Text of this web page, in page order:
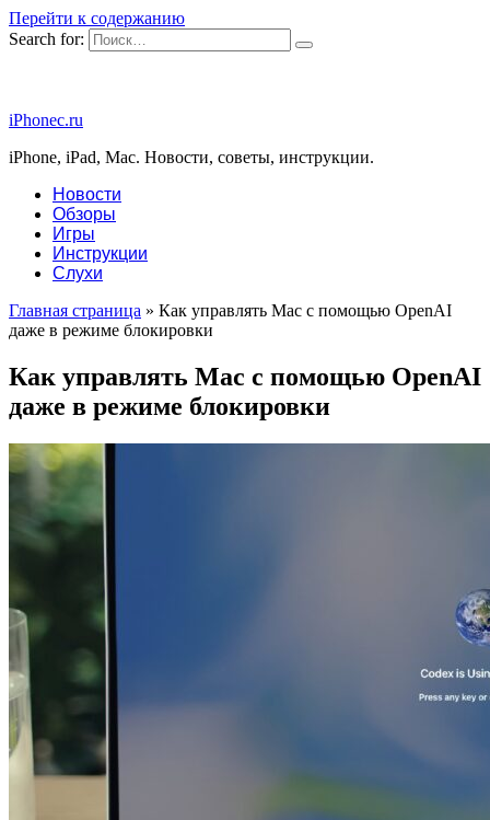
Перейти к содержанию
Search for:
iPhonec.ru
iPhone, iPad, Mac. Новости, советы, инструкции.
Новости
Обзоры
Игры
Инструкции
Слухи
Главная страница » Как управлять Mac с помощью OpenAI
даже в режиме блокировки
Как управлять Mac с помощью OpenAI
даже в режиме блокировки